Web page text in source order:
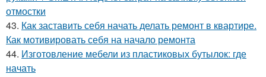
отмостки
43. Как заставить себя начать делать ремонт в квартире.
Как мотивировать себя на начало ремонта
44. Изготовление мебели из пластиковых бутылок: где
начать